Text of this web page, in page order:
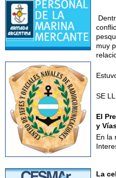
muy
SE
El
y
En la
La